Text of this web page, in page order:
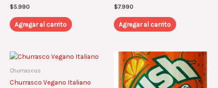
$5.990
Agregar al carrito
$7.990
Agregar al carrito
Churrascos
Churrasco Vegano Italiano